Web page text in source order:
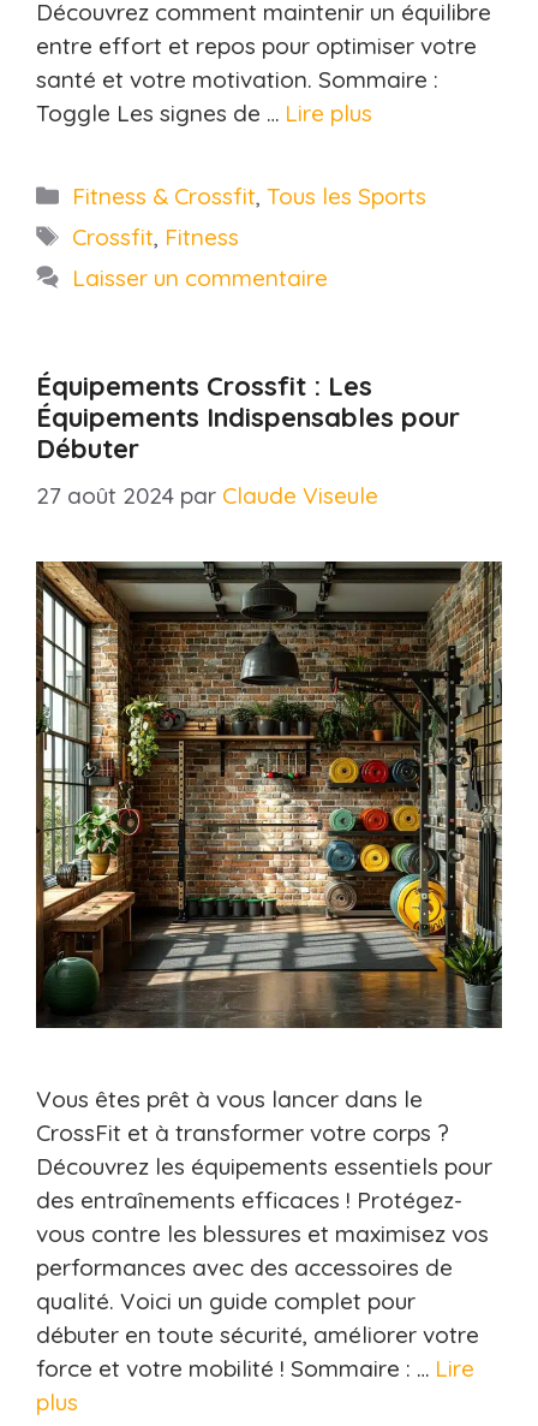
Découvrez comment maintenir un équilibre
entre effort et repos pour optimiser votre
santé et votre motivation. Sommaire :
Toggle Les signes de … Lire plus
Catégories
Fitness & Crossfit,Tous les Sports
Étiquettes
Crossfit, Fitness
Laisser un commentaire
Équipements Crossfit : Les
Équipements Indispensables pour
Débuter
27 août 2024 par Claude Viseule
Vous êtes prêt à vous lancer dans le
CrossFit et à transformer votre corps ?
Découvrez les équipements essentiels pour
des entraînements efficaces ! Protégez-
vous contre les blessures et maximisez vos
performances avec des accessoires de
qualité. Voici un guide complet pour
débuter en toute sécurité, améliorer votre
force et votre mobilité ! Sommaire : … Lire
plus